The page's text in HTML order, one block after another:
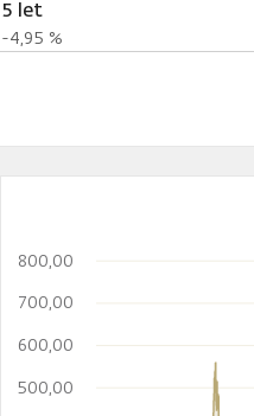
5 let
-4,95 %
500,00
600,00
700,00
800,00